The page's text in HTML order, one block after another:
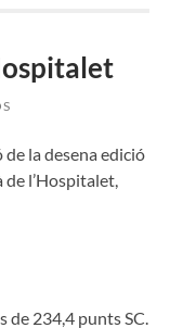
la desena edició
l’Hospitalet,
234,4 punts SC.